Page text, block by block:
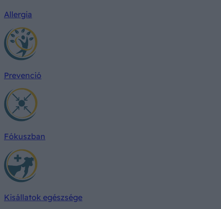
Allergia
Prevenció
Fókuszban
Kisállatok egészsége